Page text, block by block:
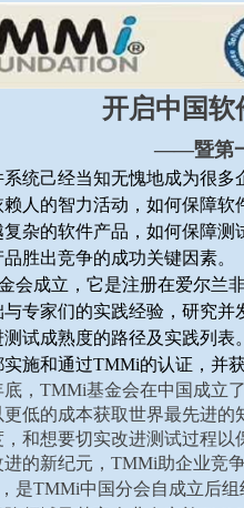
开启中国软
——暨第
系统己经当知无愧地成为很
人的智力活动，如何保障
杂的软件产品，如何保障
胜出竞争的成功关键因素。
会成立，它是注册在爱尔兰
专家们的实践经验，研究
试成熟度的路径及实践列表
施和通过TMMi的认证，并获
底，TMMi基金会在中国成立
低的成本获取世界最先进
和想要切实改进测试过程
的新纪元，TMMi助企业竞争
是TMMi中国分会自成立后